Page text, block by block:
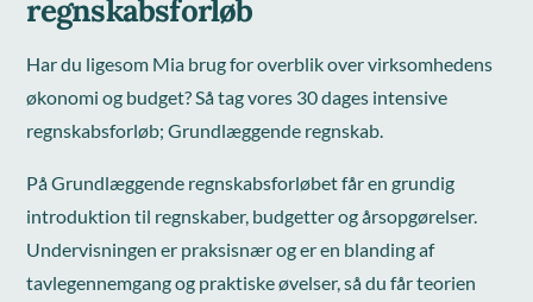
regnskabsforløb
Har du ligesom Mia brug for overblik over virksomhedens
økonomi og budget? Så tag vores 30 dages intensive
regnskabsforløb; Grundlæggende regnskab.
På Grundlæggende regnskabsforløbet får en grundig
introduktion til regnskaber, budgetter og årsopgørelser.
Undervisningen er praksisnær og er en blanding af
tavlegennemgang og praktiske øvelser, så du får teorien